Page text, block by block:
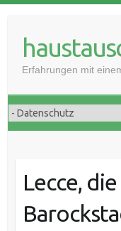
Erfahrungen mit
Lecce,